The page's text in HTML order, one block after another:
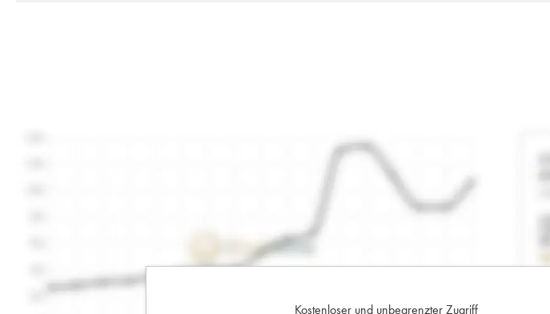
Kostenloser und unbegrenzter Zugriff